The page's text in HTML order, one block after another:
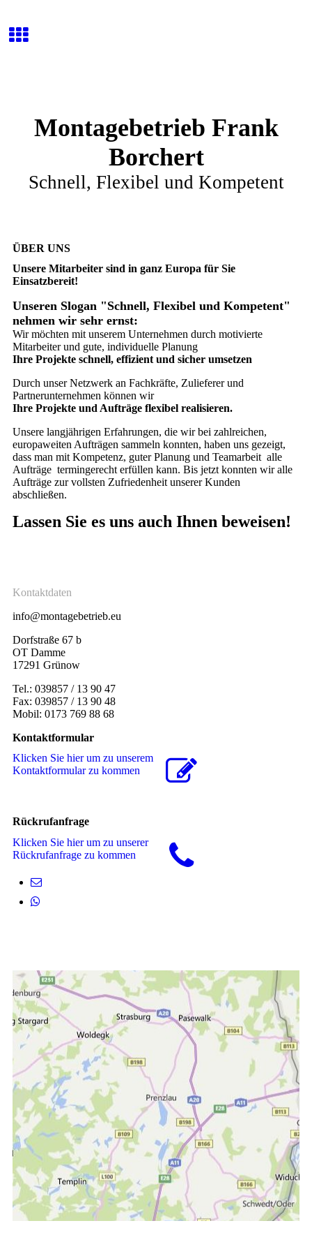
Montagebetrieb Frank
Borchert
Schnell, Flexibel und Kompetent
ÜBER UNS
Unsere Mitarbeiter sind in ganz Europa für Sie
Einsatzbereit!
Unseren Slogan "Schnell, Flexibel und Kompetent"
nehmen wir sehr ernst:
Wir möchten mit unserem Unternehmen durch motivierte
Mitarbeiter und gute, individuelle Planung
Ihre Projekte schnell, effizient und sicher umsetzen
Durch unser Netzwerk an Fachkräfte, Zulieferer und
Partnerunternehmen können wir
Ihre Projekte und Aufträge flexibel realisieren.
Unsere langjährigen Erfahrungen, die wir bei zahlreichen,
europaweiten Aufträgen sammeln konnten, haben uns gezeigt,
dass man mit Kompetenz, guter Planung und Teamarbeit alle
Aufträge termingerecht erfüllen kann. Bis jetzt konnten wir alle
Aufträge zur vollsten Zufriedenheit unserer Kunden
abschließen.
Lassen Sie es uns auch Ihnen beweisen!
Kontaktdaten
info@montagebetrieb.eu
Dorfstraße 67 b
OT Damme
17291 Grünow
Tel.: 039857 / 13 90 47
Fax: 039857 / 13 90 48
Mobil: 0173 769 88 68
Kontaktformular
Klicken Sie hier um zu unserem
Kon­takt­for­mu­lar zu kommen
Rückrufanfrage
Klicken Sie hier um zu unserer
Rückrufanfrage zu kommen